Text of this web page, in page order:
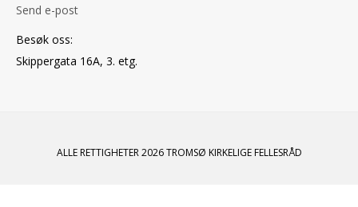
Send e-post
Besøk oss:
Skippergata 16A, 3. etg.
ALLE RETTIGHETER 2026 TROMSØ KIRKELIGE FELLESRÅD